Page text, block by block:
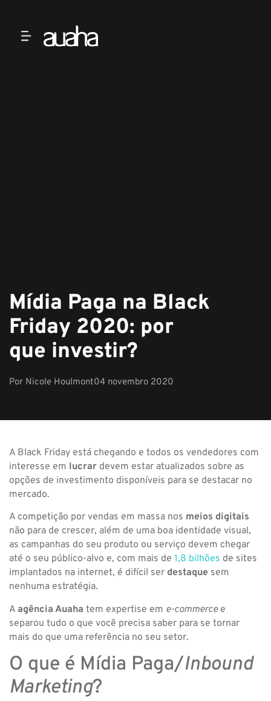
Mídia Paga na Black
Friday 2020: por
que investir?
Por Nicole Houlmont04 novembro 2020
A Black Friday está chegando e todos os vendedores com
interesse em lucrar devem estar atualizados sobre as
opções de investimento disponíveis para se destacar no
mercado.
A competição por vendas em massa nos meios digitais
não para de crescer, além de uma boa identidade visual,
as campanhas do seu produto ou serviço devem chegar
até o seu público-alvo e, com mais de 1,8 bilhões de sites
implantados na internet, é difícil ser destaque sem
nenhuma estratégia.
A agência Auaha tem expertise em e-commerce e
separou tudo o que você precisa saber para se tornar
mais do que uma referência no seu setor.
O que é Mídia Paga/Inbound
Marketing?